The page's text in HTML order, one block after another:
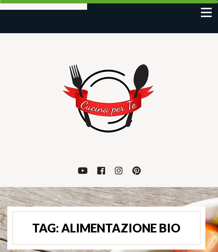
TAG: ALIMENTAZIONE BIO